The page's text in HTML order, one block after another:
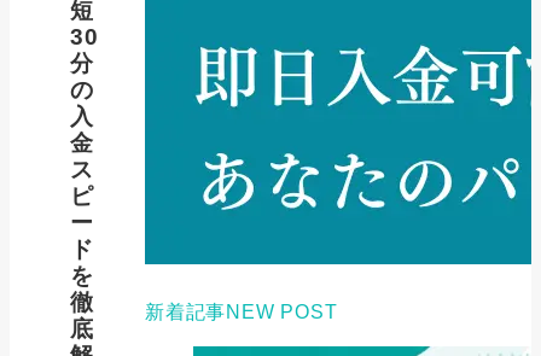
短
30
分
の
入
金
ス
ピ
ー
ド
を
徹
底
新着記事NEW POST